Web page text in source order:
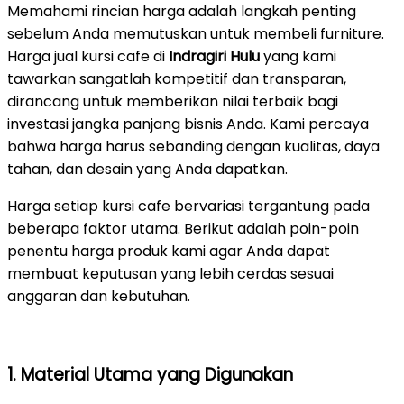
Memahami rincian harga adalah langkah penting
sebelum Anda memutuskan untuk membeli furniture.
Harga jual kursi cafe di Indragiri Huluyang kami
tawarkan sangatlah kompetitif dan transparan,
dirancang untuk memberikan nilai terbaik bagi
investasi jangka panjang bisnis Anda. Kami percaya
bahwa harga harus sebanding dengan kualitas, daya
tahan, dan desain yang Anda dapatkan.
Harga setiap kursi cafe bervariasi tergantung pada
beberapa faktor utama. Berikut adalah poin-poin
penentu harga produk kami agar Anda dapat
membuat keputusan yang lebih cerdas sesuai
anggaran dan kebutuhan.
1. Material Utama yang Digunakan